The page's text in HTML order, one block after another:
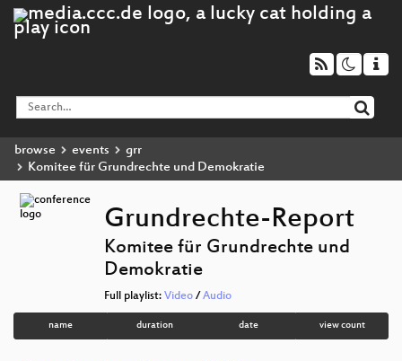
browse events
grr
Komitee für Grundrechte und Demokratie
Grundrechte-Report
Komitee für Grundrechte und
Demokratie
Full playlist: Video/ Audio
name duration date view count